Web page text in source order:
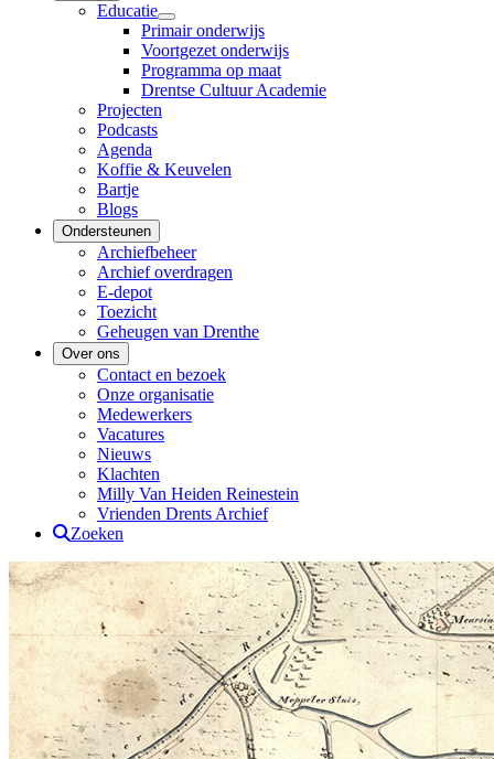
Educatie
Primair onderwijs
Voortgezet onderwijs
Programma op maat
Drentse Cultuur Academie
Projecten
Podcasts
Agenda
Koffie & Keuvelen
Bartje
Blogs
Ondersteunen
Archiefbeheer
Archief overdragen
E-depot
Toezicht
Geheugen van Drenthe
Over ons
Contact en bezoek
Onze organisatie
Medewerkers
Vacatures
Nieuws
Klachten
Milly Van Heiden Reinestein
Vrienden Drents Archief
Zoeken
Drents Archief